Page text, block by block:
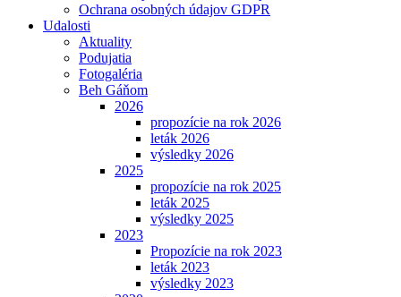
Ochrana osobných údajov GDPR
Udalosti
Aktuality
Podujatia
Fotogaléria
Beh Gáňom
2026
propozície na rok 2026
leták 2026
výsledky 2026
2025
propozície na rok 2025
leták 2025
výsledky 2025
2023
Propozície na rok 2023
leták 2023
výsledky 2023